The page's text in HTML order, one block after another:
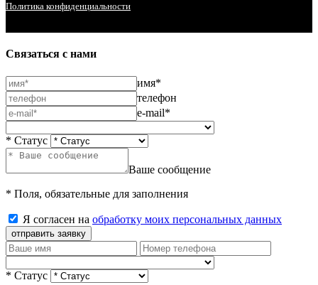
Политика конфиденциальности
Связаться с нами
имя*
телефон
e-mail*
* Статус
Ваше сообщение
* Поля, обязательные для заполнения
Я согласен на обработку моих персональных данных
отправить заявку
* Статус